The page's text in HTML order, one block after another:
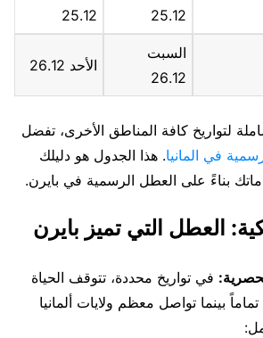
25.12
25.12
السبت
26.12
الأحد 26.12
لتواريخ كافة المناطق الأخرى، تفضل
في المانيا. هذا الجدول هو دليلك
بناءً على العطل الرسمية في بايرن.
العطل التي تميز بايرن
في تواريخ محددة، تتوقف الحياة
بينما تواصل معظم ولايات ألمانيا